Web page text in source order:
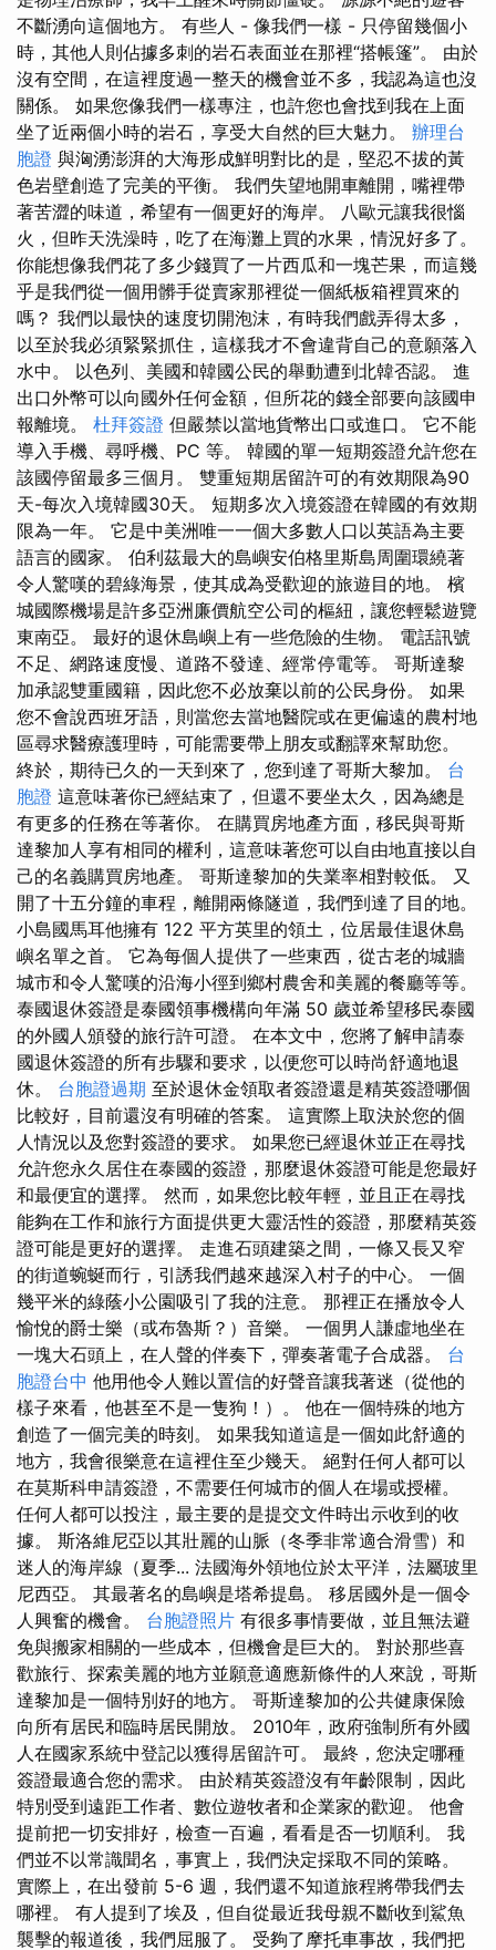
不斷湧向這個地方。 有些人 - 像我們一樣 - 只停留幾個小
時，其他人則佔據多刺的岩石表面並在那裡“搭帳篷”。 由於
沒有空間，在這裡度過一整天的機會並不多，我認為這也沒
關係。 如果您像我們一樣專注，也許您也會找到我在上面
坐了近兩個小時的岩石，享受大自然的巨大魅力。 辦理台
胞證 與洶湧澎湃的大海形成鮮明對比的是，堅忍不拔的黃
色岩壁創造了完美的平衡。 我們失望地開車離開，嘴裡帶
著苦澀的味道，希望有一個更好的海岸。 八歐元讓我很惱
火，但昨天洗澡時，吃了在海灘上買的水果，情況好多了。
你能想像我們花了多少錢買了一片西瓜和一塊芒果，而這幾
乎是我們從一個用髒手從賣家那裡從一個紙板箱裡買來的
嗎？ 我們以最快的速度切開泡沫，有時我們戲弄得太多，
以至於我必須緊緊抓住，這樣我才不會違背自己的意願落入
水中。 以色列、美國和韓國公民的舉動遭到北韓否認。 進
出口外幣可以向國外任何金額，但所花的錢全部要向該國申
報離境。 杜拜簽證 但嚴禁以當地貨幣出口或進口。 它不能
導入手機、尋呼機、PC 等。 韓國的單一短期簽證允許您在
該國停留最多三個月。 雙重短期居留許可的有效期限為90
天-每次入境韓國30天。 短期多次入境簽證在韓國的有效期
限為一年。 它是中美洲唯一一個大多數人口以英語為主要
語言的國家。 伯利茲最大的島嶼安伯格里斯島周圍環繞著
令人驚嘆的碧綠海景，使其成為受歡迎的旅遊目的地。 檳
城國際機場是許多亞洲廉價航空公司的樞紐，讓您輕鬆遊覽
東南亞。 最好的退休島嶼上有一些危險的生物。 電話訊號
不足、網路速度慢、道路不發達、經常停電等。 哥斯達黎
加承認雙重國籍，因此您不必放棄以前的公民身份。 如果
您不會說西班牙語，則當您去當地醫院或在更偏遠的農村地
區尋求醫療護理時，可能需要帶上朋友或翻譯來幫助您。
終於，期待已久的一天到來了，您到達了哥斯大黎加。 台
胞證 這意味著你已經結束了，但還不要坐太久，因為總是
有更多的任務在等著你。 在購買房地產方面，移民與哥斯
達黎加人享有相同的權利，這意味著您可以自由地直接以自
己的名義購買房地產。 哥斯達黎加的失業率相對較低。 又
開了十五分鐘的車程，離開兩條隧道，我們到達了目的地。
小島國馬耳他擁有 122 平方英里的領土，位居最佳退休島
嶼名單之首。 它為每個人提供了一些東西，從古老的城牆
城市和令人驚嘆的沿海小徑到鄉村農舍和美麗的餐廳等等。
泰國退休簽證是泰國領事機構向年滿 50 歲並希望移民泰國
的外國人頒發的旅行許可證。 在本文中，您將了解申請泰
國退休簽證的所有步驟和要求，以便您可以時尚舒適地退
休。 台胞證過期 至於退休金領取者簽證還是精英簽證哪個
比較好，目前還沒有明確的答案。 這實際上取決於您的個
人情況以及您對簽證的要求。 如果您已經退休並正在尋找
允許您永久居住在泰國的簽證，那麼退休簽證可能是您最好
和最便宜的選擇。 然而，如果您比較年輕，並且正在尋找
能夠在工作和旅行方面提供更大靈活性的簽證，那麼精英簽
證可能是更好的選擇。 走進石頭建築之間，一條又長又窄
的街道蜿蜒而行，引誘我們越來越深入村子的中心。 一個
幾平米的綠蔭小公園吸引了我的注意。 那裡正在播放令人
愉悅的爵士樂（或布魯斯？）音樂。 一個男人謙虛地坐在
一塊大石頭上，在人聲的伴奏下，彈奏著電子合成器。 台
胞證台中 他用他令人難以置信的好聲音讓我著迷（從他的
樣子來看，他甚至不是一隻狗！）。 他在一個特殊的地方
創造了一個完美的時刻。 如果我知道這是一個如此舒適的
地方，我會很樂意在這裡住至少幾天。 絕對任何人都可以
在莫斯科申請簽證，不需要任何城市的個人在場或授權。
任何人都可以投注，最主要的是提交文件時出示收到的收
據。 斯洛維尼亞以其壯麗的山脈（冬季非常適合滑雪）和
迷人的海岸線（夏季... 法國海外領地位於太平洋，法屬玻里
尼西亞。 其最著名的島嶼是塔希提島。 移居國外是一個令
人興奮的機會。 台胞證照片 有很多事情要做，並且無法避
免與搬家相關的一些成本，但機會是巨大的。 對於那些喜
歡旅行、探索美麗的地方並願意適應新條件的人來說，哥斯
達黎加是一個特別好的地方。 哥斯達黎加的公共健康保險
向所有居民和臨時居民開放。 2010年，政府強制所有外國
人在國家系統中登記以獲得居留許可。 最終，您決定哪種
簽證最適合您的需求。 由於精英簽證沒有年齡限制，因此
特別受到遠距工作者、數位遊牧者和企業家的歡迎。 他會
提前把一切安排好，檢查一百遍，看看是否一切順利。 我
們並不以常識聞名，事實上，我們決定採取不同的策略。
實際上，在出發前 5-6 週，我們還不知道旅程將帶我們去
哪裡。 有人提到了埃及，但自從最近我母親不斷收到鯊魚
襲擊的報道後，我們屈服了。 受夠了摩托車事故，我們把